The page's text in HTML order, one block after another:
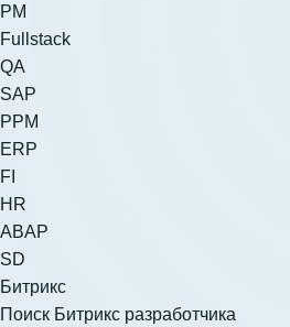
PM
Fullstack
QA
SAP
PPM
ERP
FI
HR
ABAP
SD
Битрикс
Поиск Битрикс разработчика